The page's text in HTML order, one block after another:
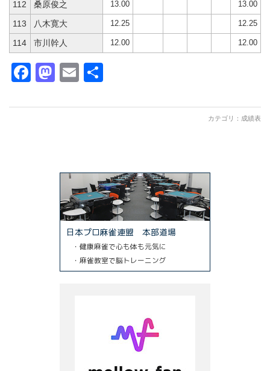
112 桑原俊之 13.00 13.00
113 八木寛大 12.25 12.25
114 市川幹人 12.00 12.00
Facebook
Mastodon
Email
カテゴリ： 成績表
日本プロ麻雀連盟 本部道場
・健康麻雀で心も体も元気に
・麻雀教室で脳トレーニング